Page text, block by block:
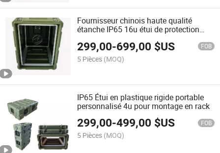
Fournisseur chinois haute qualité
étanche IP65 16u étui de protection
299,00-699,00 $US FOB
5 Pièces (MOQ)
IP65 Étui en plastique rigide portable
personnalisé 4u pour montage en rack
299,00-499,00 $US FOB
5 Pièces (MOQ)